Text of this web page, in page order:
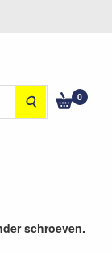
Zoeken 0
schroeven.